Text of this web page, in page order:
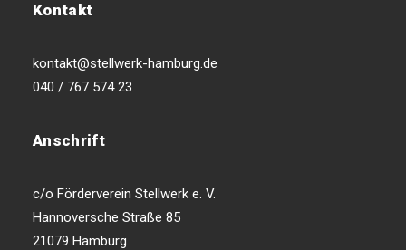
Kontakt
kontakt@stellwerk-hamburg.de
040 / 767 574 23
Anschrift
c/o Förderverein Stellwerk e. V.
Hannoversche Straße 85
21079 Hamburg